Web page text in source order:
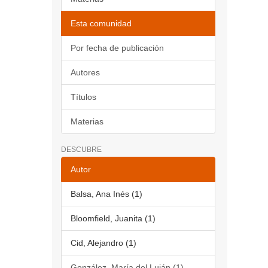
Esta comunidad
Por fecha de publicación
Autores
Títulos
Materias
DESCUBRE
Autor
Balsa, Ana Inés (1)
Bloomfield, Juanita (1)
Cid, Alejandro (1)